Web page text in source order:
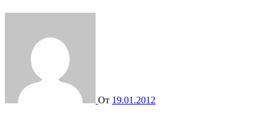
От 19.01.2012